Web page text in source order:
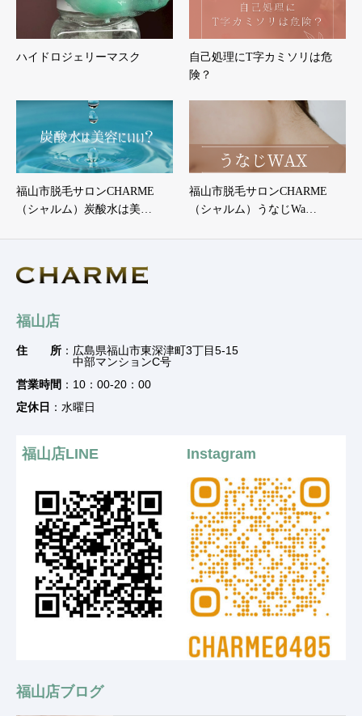
ハイドロジェリーマスク
自己処理にT字カミソリは危
険？
福山市脱毛サロンCHARME
（シャルム）炭酸水は美…
福山市脱毛サロンCHARME
（シャルム）うなじWa…
福山店
住 所 ：広島県福山市東深津町3丁目5-15
中部マンションC号
営業時間 ：10：00-20：00
定休日 ：水曜日
福山店LINE Instagram
福山店ブログ